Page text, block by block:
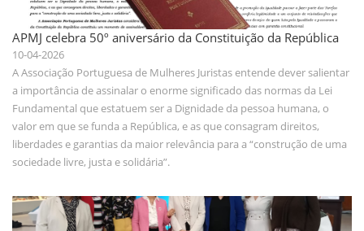
APMJ celebra 50º aniversário da Constituição da República
10-04-2026
A Associação Portuguesa de Mulheres Juristas entende dever salientar
a importância de assinalar o enorme significado das normas da Lei
Fundamental que estatuem ser a Dignidade da pessoa humana, o
valor em que se funda a República, e as que consagram direitos,
liberdades e garantias da maior relevância para a “construção de uma
sociedade livre, justa e solidária”.